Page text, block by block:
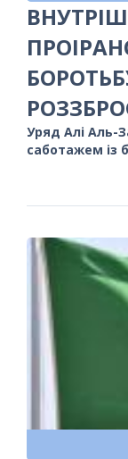
Уряд Алі Аль-
саботажем із